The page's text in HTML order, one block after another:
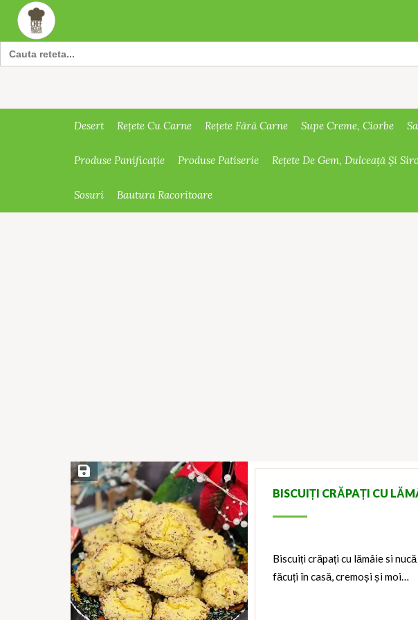
Search
for:
Desert Rețete Cu Carne Rețete Fără Carne Supe Creme, Ciorbe
Produse Panificație Produse Patiserie Rețete De Gem, Dulceață Și
Sosuri Bautura Racoritoare
Save Recipe
BISCUIȚI CRĂPAȚI CU
Biscuiți crăpați cu lămâie si
făcuți în casă, cremoși și moi…